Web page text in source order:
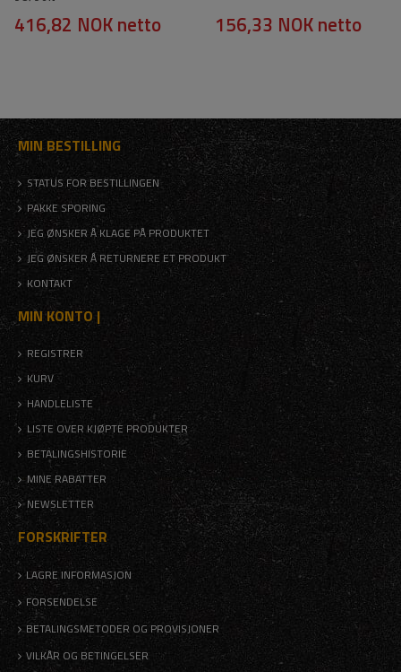
416,82 NOKnetto 156,33 NOKnetto
MIN BESTILLING
STATUS FOR BESTILLINGEN
PAKKE SPORING
JEG ØNSKER Å KLAGE PÅ PRODUKTET
JEG ØNSKER Å RETURNERE ET PRODUKT
KONTAKT
MIN KONTO |
REGISTRER
KURV
HANDLELISTE
LISTE OVER KJØPTE PRODUKTER
BETALINGSHISTORIE
MINE RABATTER
NEWSLETTER
FORSKRIFTER
LAGRE INFORMASJON
FORSENDELSE
BETALINGSMETODER OG PROVISJONER
VILKÅR OG BETINGELSER